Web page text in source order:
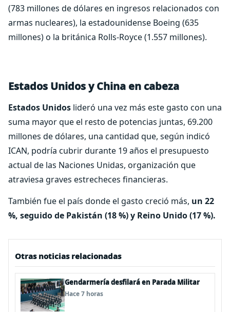
(783 millones de dólares en ingresos relacionados con
armas nucleares), la estadounidense Boeing (635
millones) o la británica Rolls-Royce (1.557 millones).
Estados Unidos y China en cabeza
Estados Unidos lideró una vez más este gasto con una
suma mayor que el resto de potencias juntas, 69.200
millones de dólares, una cantidad que, según indicó
ICAN, podría cubrir durante 19 años el presupuesto
actual de las Naciones Unidas, organización que
atraviesa graves estrecheces financieras.
También fue el país donde el gasto creció más, un 22
%, seguido de Pakistán (18 %) y Reino Unido (17 %).
Otras noticias relacionadas
Gendarmería desfilará en Parada Militar
Hace 7 horas